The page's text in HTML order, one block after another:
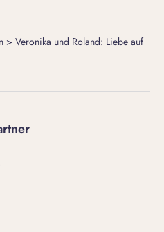
> Veronika und Roland: Liebe auf